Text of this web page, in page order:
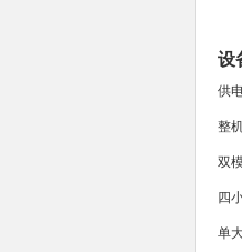
设
供
整
双
四
单